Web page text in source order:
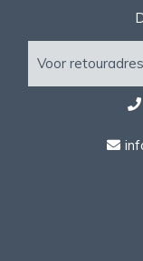
Voor